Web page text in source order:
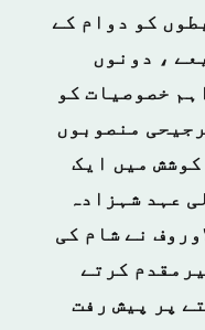
کو دوام کے
، دونوں
خصوصیات کو
منصوبوں
میں ایک
عہد شہزادہ
نے شام کی
کرتے
پر پیش رفت